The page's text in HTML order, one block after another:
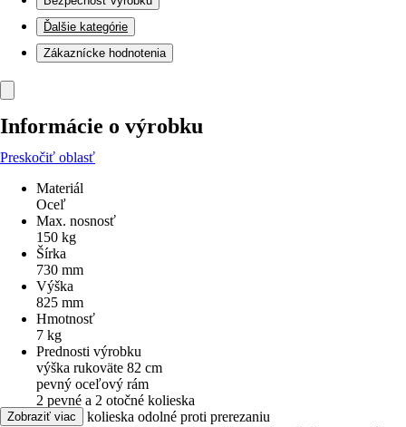
Ďalšie kategórie
Zákaznícke hodnotenia
Informácie o výrobku
Preskočiť oblasť
Materiál
Oceľ
Max. nosnosť
150 kg
Šírka
730 mm
Výška
825 mm
Hmotnosť
7 kg
Prednosti výrobku
výška rukoväte 82 cm
pevný oceľový rám
2 pevné a 2 otočné kolieska
plastové kolieska odolné proti prerezaniu
Zobraziť viac